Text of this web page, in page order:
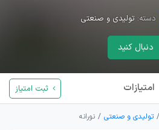
دسته:تولیدی و صنعتی
دنبال کنید
امتیازات ثبت امتیاز
تولیدی و صنعتی نورانه